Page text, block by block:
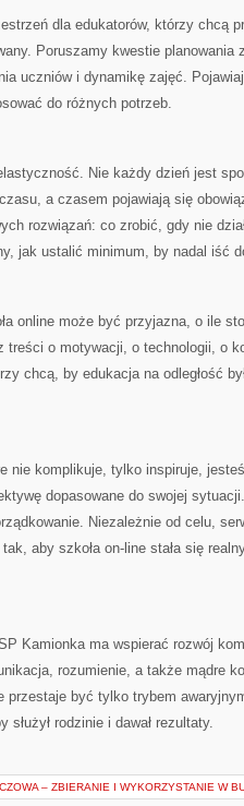
dla edukatorów, którzy chcą
Poruszamy kwestie planowania
uczniów i dynamikę zajęć.
do różnych potrzeb.
Nie każdy dzień jest
a czasem pojawiają się
rozwiązań: co zrobić, gdy nie
jak ustalić minimum, by nadal iść
online może być przyjazna, o ile
treści o motywacji, o technologii, o
chcą, by edukacja na odległość
nie komplikuje, tylko inspiruje,
dopasowane do swojej
Niezależnie od celu,
aby szkoła on-line stała się
Kamionka ma wspierać rozwój
rozumienie, a także mądre
przestaje być tylko trybem
służył rodzinie i dawał rezultaty.
– ZBIERANIE I WYKORZYSTANIE W